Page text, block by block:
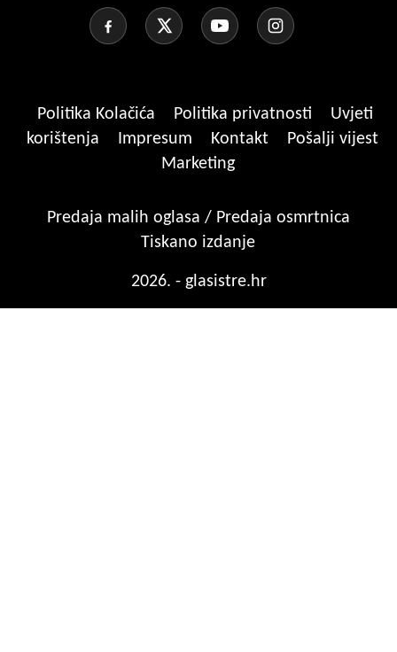
Politika Kolačića Politika privatnosti
Uvjeti
korištenja
Impresum Kontakt
Pošalji vijest
Marketing
Predaja malih oglasa / Predaja osmrtnica
Tiskano izdanje
2026. - glasistre.hr